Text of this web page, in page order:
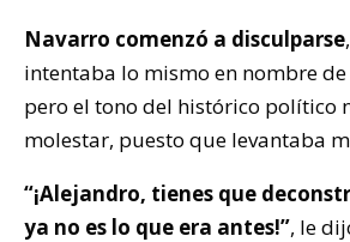
Navarro comenzó a disculparse
intentaba lo mismo en nombre
pero el tono del histórico político
molestar, puesto que levantaba
“¡Alejandro, tienes que
ya no es lo que era antes!”, le